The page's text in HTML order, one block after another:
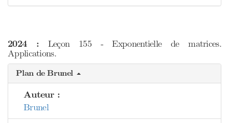
2024 : Leçon 155 - Exponentielle de matrices.
Applications.
Plan de Brunel
Auteur :
Brunel